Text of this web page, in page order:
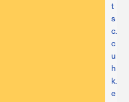
t
s
c.
c
u
h
k.
e